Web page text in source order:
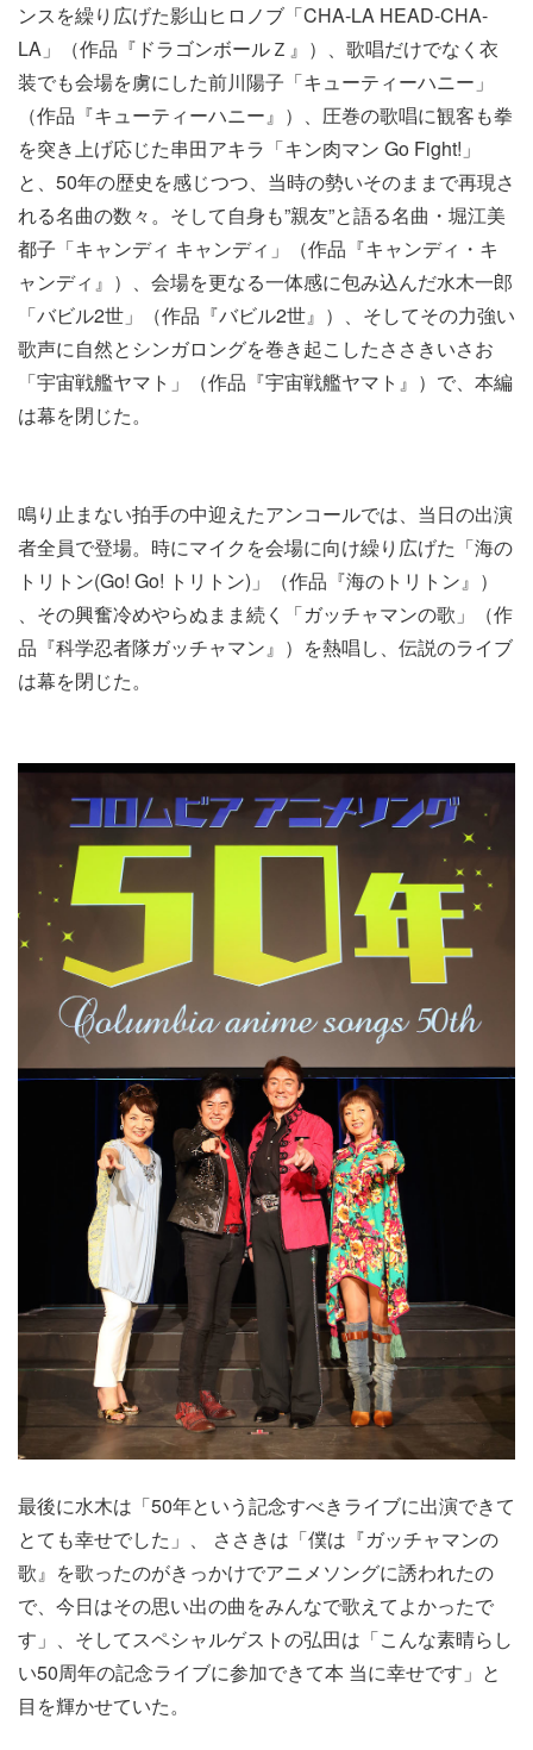
ンスを繰り広げた​影山ヒロノブ「CHA-LA HEAD-CHA-
LA」​（作品『ドラゴンボールＺ』）、歌唱だけでなく衣
装でも会場を虜にした前川陽子「キューティーハニー」
（作品『キューティーハニー』）、圧巻の歌唱に観客も拳
を突き上げ応じた串田アキラ「キン肉マン Go Fight!」
と、50年の歴史を感じつつ、当時の勢いそのままで再現さ
れる名曲の数々。そして自身も”親友”と語る名曲・堀江美
都子「キャンディ キャンディ」​（​作品『キャンディ・キ
ャンディ』）、会場を更なる一体感に包み込んだ水木一郎
「バビル2世」​（​作品『バビル2世』）、そしてその力強い
歌声に自然とシンガロングを巻き起こしたささきいさお
「宇宙戦艦ヤマト」（作品『宇宙戦艦ヤマト』）で、本編
は幕を閉じた。
​鳴り止まない拍手の中迎えた​アンコールでは、当日の出演
者全員で登場。​時にマイクを会場に向け繰り広げた​「海の
トリトン(Go! Go! トリトン)」​​（作品『​海のトリトン』）​
、その興奮冷めやらぬまま​続く​「ガッチャマンの歌」​（作
品『​科学忍者隊ガッチャマン』）​を熱唱し、伝説のライブ
は幕を閉じた。
最後に水木は「50年という記念すべきライブに出演できて
とても幸せでした」、 ささきは「僕は『ガッチャマンの
歌』を歌ったのがきっかけでアニメソングに誘われたの
で、今日はその思い出の曲をみんなで歌えてよかったで
す」、そしてスペシャルゲストの弘田は「こんな素晴らし
い50周年の記念ライブに参加できて本 当に幸せです」と
目を輝かせていた。